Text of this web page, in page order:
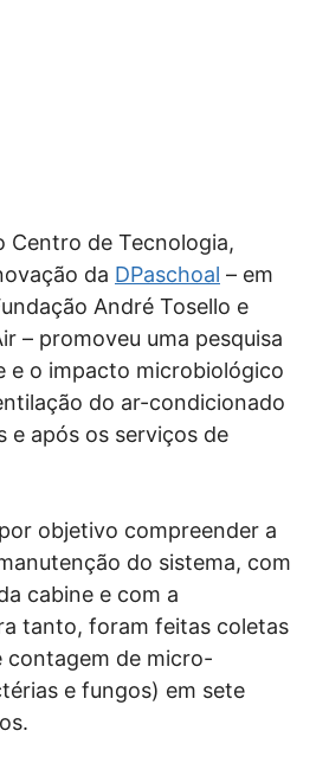
Centro de Tecnologia,
da DPaschoal – em
André Tosello e
– promoveu uma pesquisa
e o impacto microbiológico
do ar-condicionado
e após os serviços de
objetivo compreender a
do sistema, com
cabine e com a
tanto, foram feitas coletas
contagem de micro-
e fungos) em sete